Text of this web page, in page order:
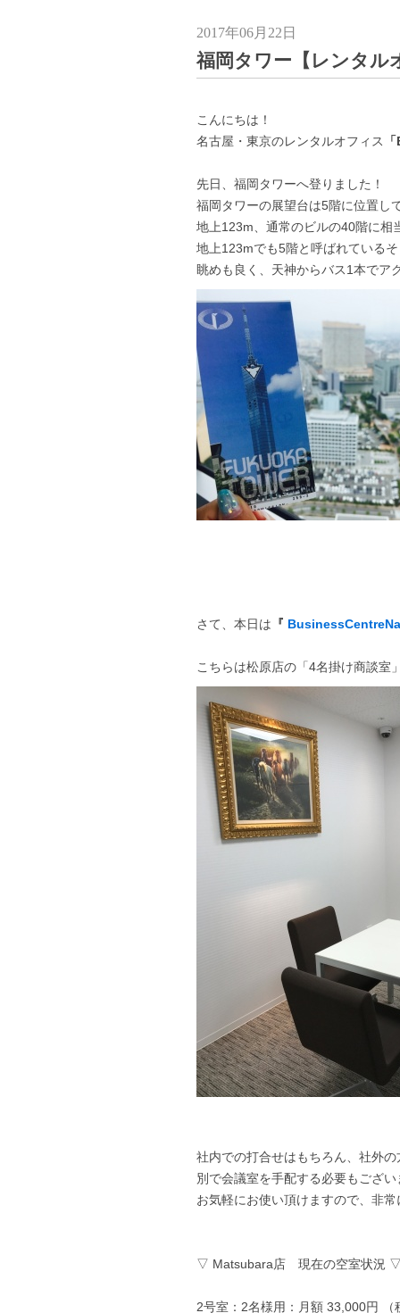
2017年06月22日
福岡タワー【レンタル
こんにちは！
名古屋・東京のレンタルオフィス
先日、福岡タワーへ登りました！
福岡タワーの展望台は5階に位置し
地上123m、通常のビルの40階に相
地上123mでも5階と呼ばれている
眺めも良く、天神からバス1本でア
さて、本日は 『
こちらは松原店の「4名掛け商談室
社内での打合せはもちろん、社外
別で会議室を手配する必要もござい
お気軽にお使い頂けますので、非
▽ Matsubara店 現在の空室状況
2号室：2名様用：月額 33,000円 （